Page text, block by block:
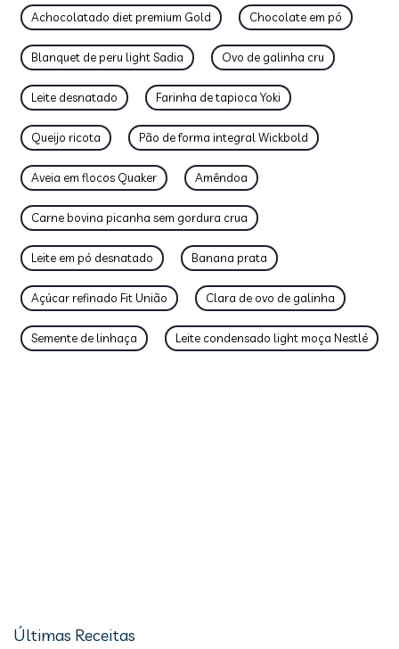
Achocolatado diet premium Gold Chocolate em pó
Blanquet de peru light Sadia Ovo de galinha cru
Leite desnatado Farinha de tapioca Yoki
Queijo ricota Pão de forma integral Wickbold
Aveia em flocos Quaker Amêndoa
Carne bovina picanha sem gordura crua
Leite em pó desnatado Banana prata
Açúcar refinado Fit União Clara de ovo de galinha
Semente de linhaça Leite condensado light moça Nestlé
Últimas Receitas